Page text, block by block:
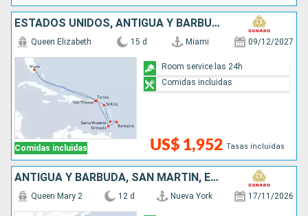
ESTADOS UNIDOS, ANTIGUA Y BARBUDA, SAN VINCENT Y LAS GRANADINAS, BARBADOS, GRENADA, SAN MARTÍN
Comidas incluidas
Queen Elizabeth 15 d Miami 09/12/2027
US$ 1,952 Tasas incluidas
Room service las 24h
Comidas incluidas
ANTIGUA Y BARBUDA, SAN MARTÍN, ESTADOS UNIDOS
Queen Mary 2 12 d Nueva York 17/11/2026